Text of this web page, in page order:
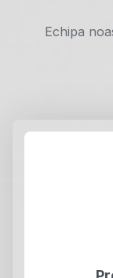
Echipa